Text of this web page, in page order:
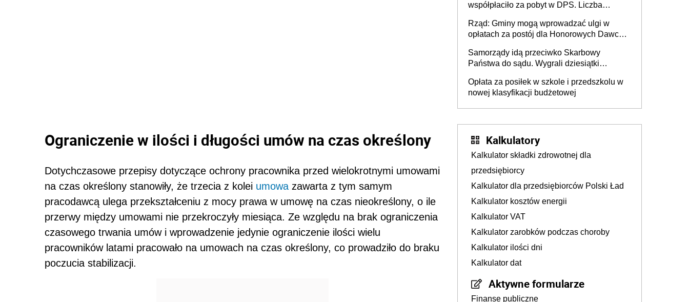
Ograniczenie w ilości i długości umów na czas określony
Dotychczasowe przepisy dotyczące ochrony pracownika przed wielokrotnymi umowami
na czas określony stanowiły, że trzecia z kolei umowa zawarta z tym samym
pracodawcą ulega przekształceniu z mocy prawa w umowę na czas nieokreślony, o ile
przerwy między umowami nie przekroczyły miesiąca. Ze względu na brak ograniczenia
czasowego trwania umów i wprowadzenie jedynie ograniczenie ilości wielu
pracowników latami pracowało na umowach na czas określony, co prowadziło do braku
poczucia stabilizacji.
współpłaciło za pobyt w DPS. Liczba
Rząd: Gminy mogą wprowadzać ulgi w
opłatach za postój dla Honorowych Dawców
Samorządy idą przeciwko Skarbowy
Państwa do sądu. Wygrali dziesiątki
Opłata za posiłek w szkole i przedszkolu w
nowej klasyfikacji budżetowej
Kalkulatory
Kalkulator składki zdrowotnej dla
przedsiębiorcy
Kalkulator dla przedsiębiorców Polski Ład
Kalkulator kosztów energii
Kalkulator VAT
Kalkulator zarobków podczas choroby
Kalkulator ilości dni
Kalkulator dat
Aktywne formularze
Finanse publiczne